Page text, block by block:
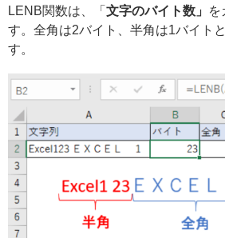
LENB関数は、「 文字のバイト数」
を
す。全角は2バイト、半角は1バイト
す。